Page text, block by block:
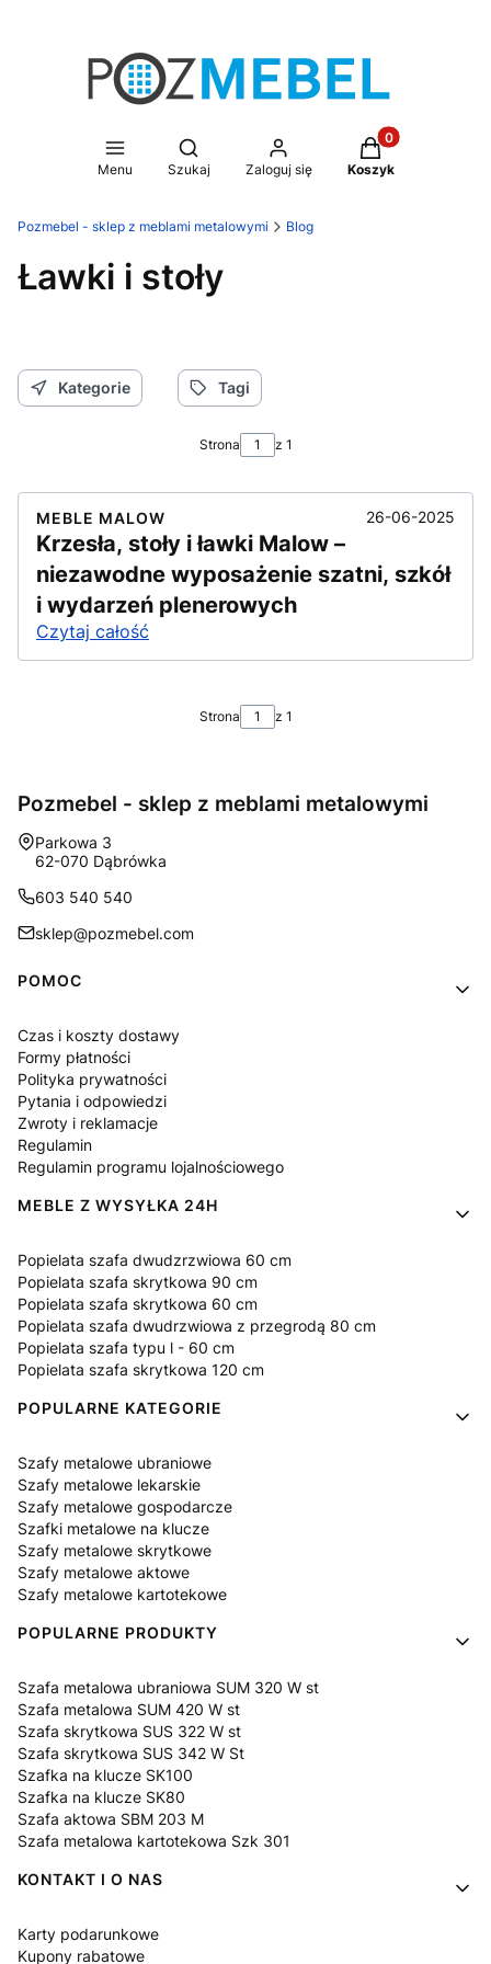
Menu
Otwórz wyszukiwarkę
Szukaj Zaloguj się
Produkty w
Koszyk
Pozmebel - sklep z meblami metalowymi Blog
Ławki i stoły
Kategorie Tagi
Strona z 1
MEBLE MALOW 26-06-2025
Krzesła, stoły i ławki Malow –
niezawodne wyposażenie szatni, szkół
i wydarzeń plenerowych
Czytaj całość
Strona z 1
Pozmebel - sklep z meblami metalowymi
Adres:
Parkowa 3
62-070 Dąbrówka
603 540 540
sklep@pozmebel.com
Linki w stopce
POMOC
Czas i koszty dostawy
Formy płatności
Polityka prywatności
Pytania i odpowiedzi
Zwroty i reklamacje
Regulamin
Regulamin programu lojalnościowego
MEBLE Z WYSYŁKA 24H
Popielata szafa dwudzrzwiowa 60 cm
Popielata szafa skrytkowa 90 cm
Popielata szafa skrytkowa 60 cm
Popielata szafa dwudrzwiowa z przegrodą 80 cm
Popielata szafa typu l - 60 cm
Popielata szafa skrytkowa 120 cm
POPULARNE KATEGORIE
Szafy metalowe ubraniowe
Szafy metalowe lekarskie
Szafy metalowe gospodarcze
Szafki metalowe na klucze
Szafy metalowe skrytkowe
Szafy metalowe aktowe
Szafy metalowe kartotekowe
POPULARNE PRODUKTY
Szafa metalowa ubraniowa SUM 320 W st
Szafa metalowa SUM 420 W st
Szafa skrytkowa SUS 322 W st
Szafa skrytkowa SUS 342 W St
Szafka na klucze SK100
Szafka na klucze SK80
Szafa aktowa SBM 203 M
Szafa metalowa kartotekowa Szk 301
KONTAKT I O NAS
Karty podarunkowe
Kupony rabatowe